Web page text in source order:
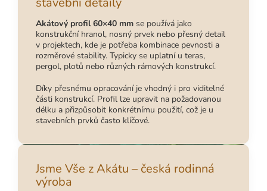
Akátový profil 60×40 mm se používá jako
konstrukční hranol, nosný prvek nebo přesný detail
v projektech, kde je potřeba kombinace pevnosti a
rozměrové stability. Typicky se uplatní u teras,
pergol, plotů nebo různých rámových konstrukcí.
Díky přesnému opracování je vhodný i pro viditelné
části konstrukcí. Profil lze upravit na požadovanou
délku a přizpůsobit konkrétnímu použití, což je u
stavebních prvků často klíčové.
Jsme Vše z Akátu – česká rodinná
výroba